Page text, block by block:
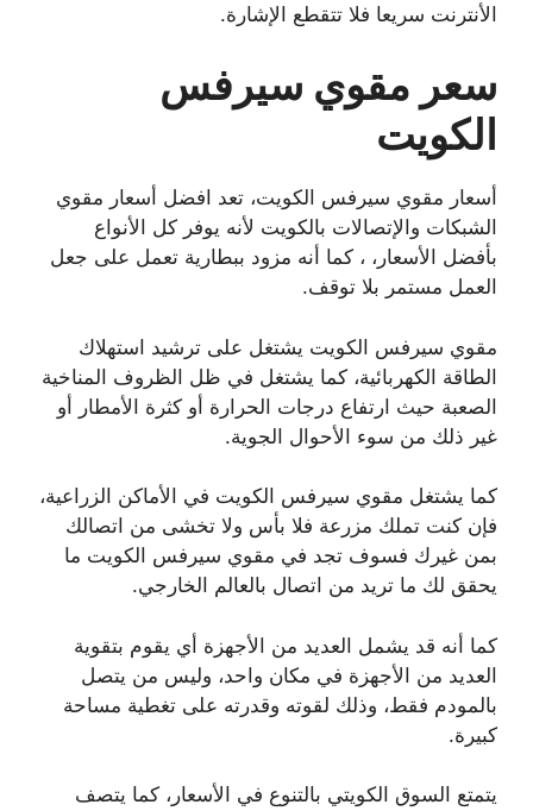
الأنترنت سريعا فلا تتقطع الإشارة.
سعر مقوي سيرفس
الكويت
أسعار مقوي سيرفس الكويت، تعد افضل أسعار مقوي
الشبكات والإتصالات بالكويت لأنه يوفر كل الأنواع
بأفضل الأسعار، ، كما أنه مزود ببطارية تعمل على جعل
العمل مستمر بلا توقف.
مقوي سيرفس الكويت يشتغل على ترشيد استهلاك
الطاقة الكهربائية، كما يشتغل في ظل الظروف المناخية
الصعبة حيث ارتفاع درجات الحرارة أو كثرة الأمطار أو
غير ذلك من سوء الأحوال الجوية.
كما يشتغل مقوي سيرفس الكويت في الأماكن الزراعية،
فإن كنت تملك مزرعة فلا بأس ولا تخشى من اتصالك
بمن غيرك فسوف تجد في مقوي سيرفس الكويت ما
يحقق لك ما تريد من اتصال بالعالم الخارجي.
كما أنه قد يشمل العديد من الأجهزة أي يقوم بتقوية
العديد من الأجهزة في مكان واحد، وليس من يتصل
بالمودم فقط، وذلك لقوته وقدرته على تغطية مساحة
كبيرة.
يتمتع السوق الكويتي بالتنوع في الأسعار، كما يتصف